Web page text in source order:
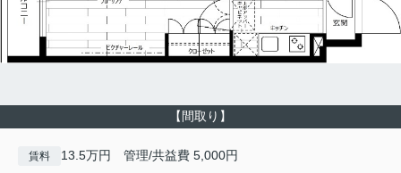
【間取り】
賃料 13.5万円 管理/共益費 5,000円